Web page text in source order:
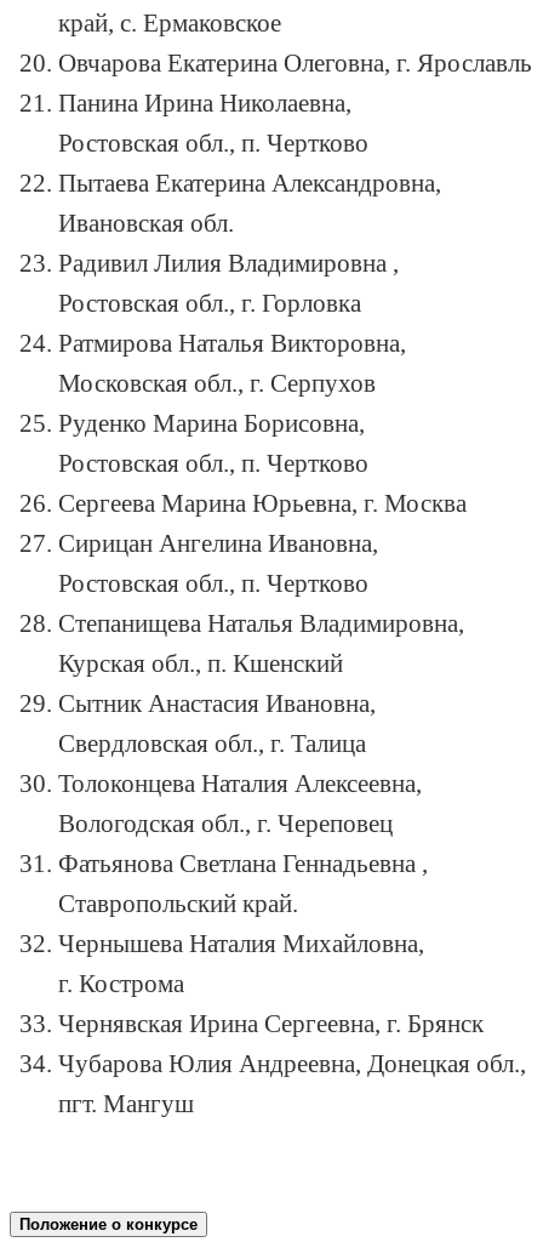
край, с. Ермаковское
Овчарова Екатерина Олеговна, г. Ярославль
Панина Ирина Николаевна,
Ростовская обл., п. Чертково
Пытаева Екатерина Александровна,
Ивановская обл.
Радивил Лилия Владимировна ,
Ростовская обл., г. Горловка
Ратмирова Наталья Викторовна,
Московская обл., г. Серпухов
Руденко Марина Борисовна,
Ростовская обл., п. Чертково
Сергеева Марина Юрьевна, г. Москва
Сирицан Ангелина Ивановна,
Ростовская обл., п. Чертково
Степанищева Наталья Владимировна,
Курская обл., п. Кшенский
Сытник Анастасия Ивановна,
Свердловская обл., г. Талица
Толоконцева Наталия Алексеевна,
Вологодская обл., г. Череповец
Фатьянова Светлана Геннадьевна ,
Ставропольский край.
Чернышева Наталия Михайловна,
г. Кострома
Чернявская Ирина Сергеевна, г. Брянск
Чубарова Юлия Андреевна, Донецкая обл.,
пгт. Мангуш
Положение о конкурсе